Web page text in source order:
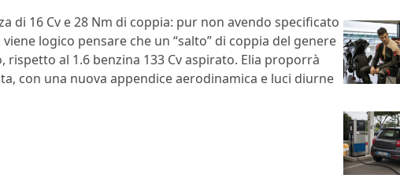
di 16 Cv e 28 Nm di coppia: pur non avendo specificato
logico pensare che un “salto” di coppia del genere
al 1.6 benzina 133 Cv aspirato. Elia proporrà
con una nuova appendice aerodinamica e luci diurne